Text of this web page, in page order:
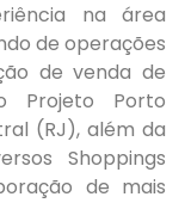
na área
de operações
de venda de
Projeto Porto
(RJ), além da
Shoppings
de mais